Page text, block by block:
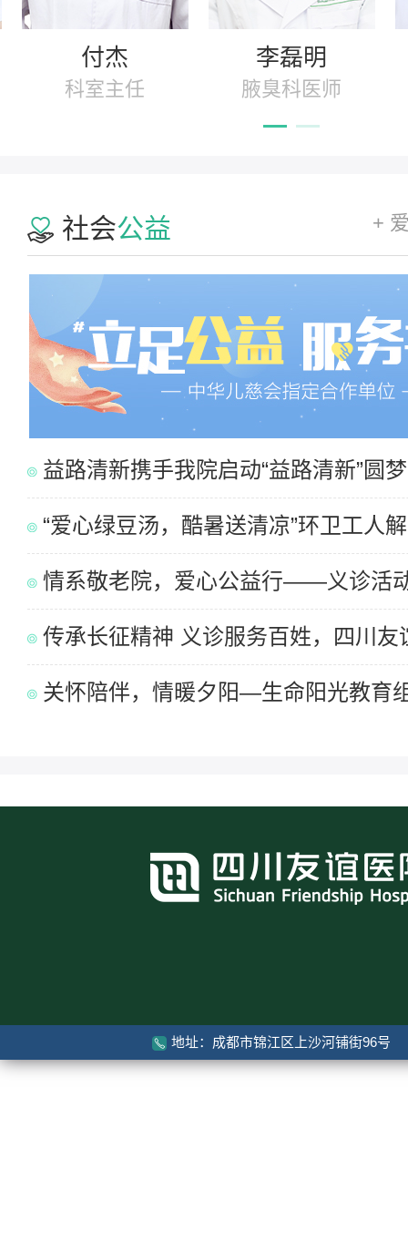
付杰
科室主任
李磊明
腋臭科医师
社会公益 +
益路清新携手我院启动“益路清新”圆
“爱心绿豆汤，酷暑送清凉”环卫工人
情系敬老院，爱心公益行——义诊活
传承长征精神 义诊服务百姓，四川
关怀陪伴，情暖夕阳—生命阳光教育
地址：成都市锦江区上沙河铺街96号